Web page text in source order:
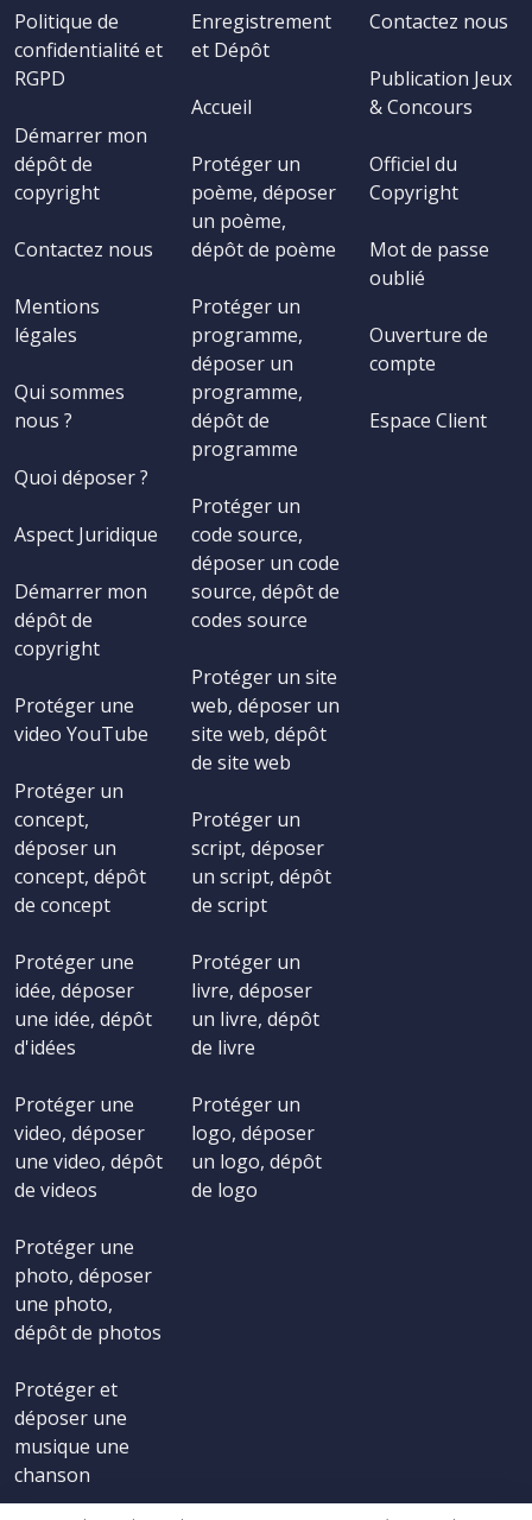
Politique de
confidentialité et
RGPD
Démarrer mon
dépôt de
copyright
Contactez nous
Mentions
légales
Qui sommes
nous ?
Quoi déposer ?
Aspect Juridique
Démarrer mon
dépôt de
copyright
Protéger une
video YouTube
Protéger un
concept,
déposer un
concept, dépôt
de concept
Protéger une
idée, déposer
une idée, dépôt
d'idées
Protéger une
video, déposer
une video, dépôt
de videos
Protéger une
photo, déposer
une photo,
dépôt de photos
Protéger et
déposer une
musique une
chanson
Enregistrement
et Dépôt
Accueil
Protéger un
poème, déposer
un poème,
dépôt de poème
Protéger un
programme,
déposer un
programme,
dépôt de
programme
Protéger un
code source,
déposer un code
source, dépôt de
codes source
Protéger un site
web, déposer un
site web, dépôt
de site web
Protéger un
script, déposer
un script, dépôt
de script
Protéger un
livre, déposer
un livre, dépôt
de livre
Protéger un
logo, déposer
un logo, dépôt
de logo
Contactez nous
Publication Jeux
& Concours
Officiel du
Copyright
Mot de passe
oublié
Ouverture de
compte
Espace Client